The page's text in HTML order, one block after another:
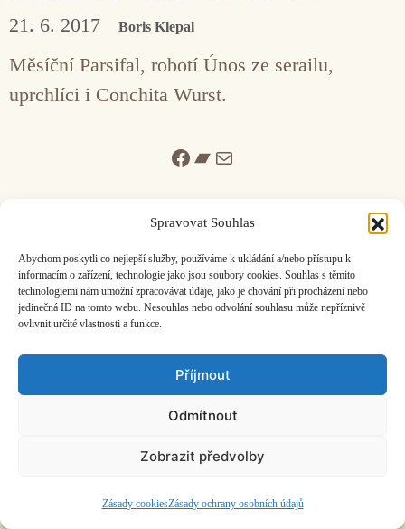
Spravovat Souhlas
Abychom poskytli co nejlepší služby, používáme k ukládání a/nebo přístupu k
informacím o zařízení, technologie jako jsou soubory cookies. Souhlas s těmito
technologiemi nám umožní zpracovávat údaje, jako je chování při procházení nebo
jedinečná ID na tomto webu. Nesouhlas nebo odvolání souhlasu může nepříznivě
ovlivnit určité vlastnosti a funkce.
Příjmout
Odmítnout
Zobrazit předvolby
Zásady cookiesZásady ochrany osobních údajů
21. 6. 2017 Boris Klepal
Měsíční Parsifal, robotí Únos ze serailu,
uprchlíci i Conchita Wurst.
Facebook
Bandcamp
Mail
ČASOPIS O JINÉ HUDBĚ | vydáváHudební informační středisko
založeno 2001 | Kontaktujte nás: info@hisvoice.cz
©2026 HISvoice – design a admin
Atelier Dokument